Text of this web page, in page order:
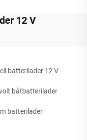
12 V
batterilader 12 V
båtbatterilader
batterilader